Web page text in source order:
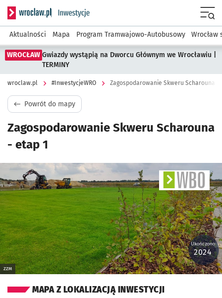
Serwis informacyjny wroclaw.pl podserwis:
Aktualności Mapa Program Tramwajowo-Autobusowy Wrocław
WROCŁAW Gwiazdy wystąpią na Dworcu Głównym we Wrocławiu |
TERMINY
wroclaw.pl #InwestycjeWRO Zagospodarowanie Skweru Scharouna -
Powrót do mapy
Zagospodarowanie Skweru Scharouna
- etap 1
ZZM
Ukończono:
2024
MAPA Z LOKALIZACJĄ INWESTYCJI